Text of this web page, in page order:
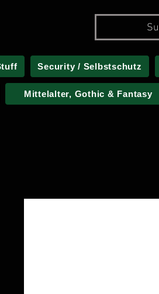
Security / Selbstschutz
Mittelalter, Gothic & Fantasy